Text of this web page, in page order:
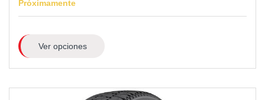
Próximamente
Ver opciones